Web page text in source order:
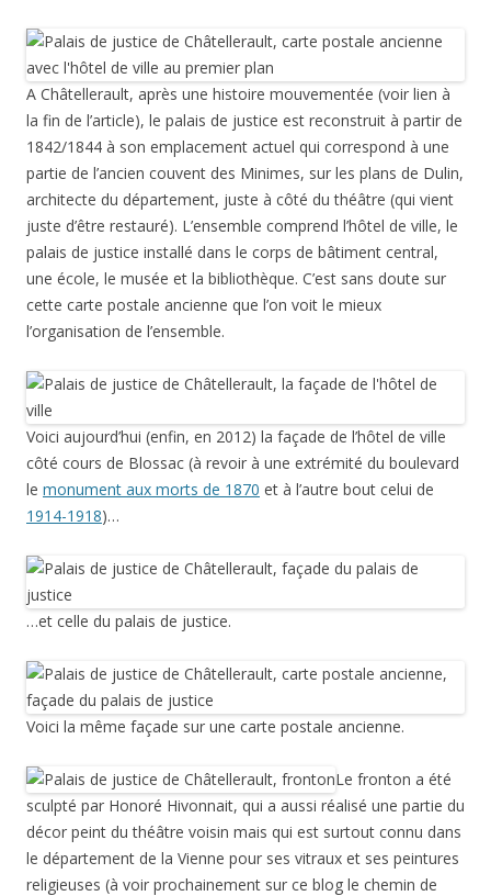
A Châtellerault, après une histoire mouvementée (voir lien à
la fin de l’article), le palais de justice est reconstruit à partir de
1842/1844 à son emplacement actuel qui correspond à une
partie de l’ancien couvent des Minimes, sur les plans de Dulin,
architecte du département, juste à côté du théâtre (qui vient
juste d’être restauré). L’ensemble comprend l’hôtel de ville, le
palais de justice installé dans le corps de bâtiment central,
une école, le musée et la bibliothèque. C’est sans doute sur
cette carte postale ancienne que l’on voit le mieux
l’organisation de l’ensemble.
Voici aujourd’hui (enfin, en 2012) la façade de l’hôtel de ville
côté cours de Blossac (à revoir à une extrémité du boulevard
le monument aux morts de 1870 et à l’autre bout celui de
1914-1918)…
…et celle du palais de justice.
Voici la même façade sur une carte postale ancienne.
Le fronton a été
sculpté par Honoré Hivonnait, qui a aussi réalisé une partie du
décor peint du théâtre voisin mais qui est surtout connu dans
le département de la Vienne pour ses vitraux et ses peintures
religieuses (à voir prochainement sur ce blog le chemin de